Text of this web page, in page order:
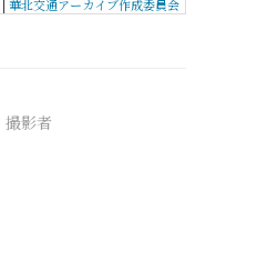
| 華北交通アーカイブ作成委員会
撮影者